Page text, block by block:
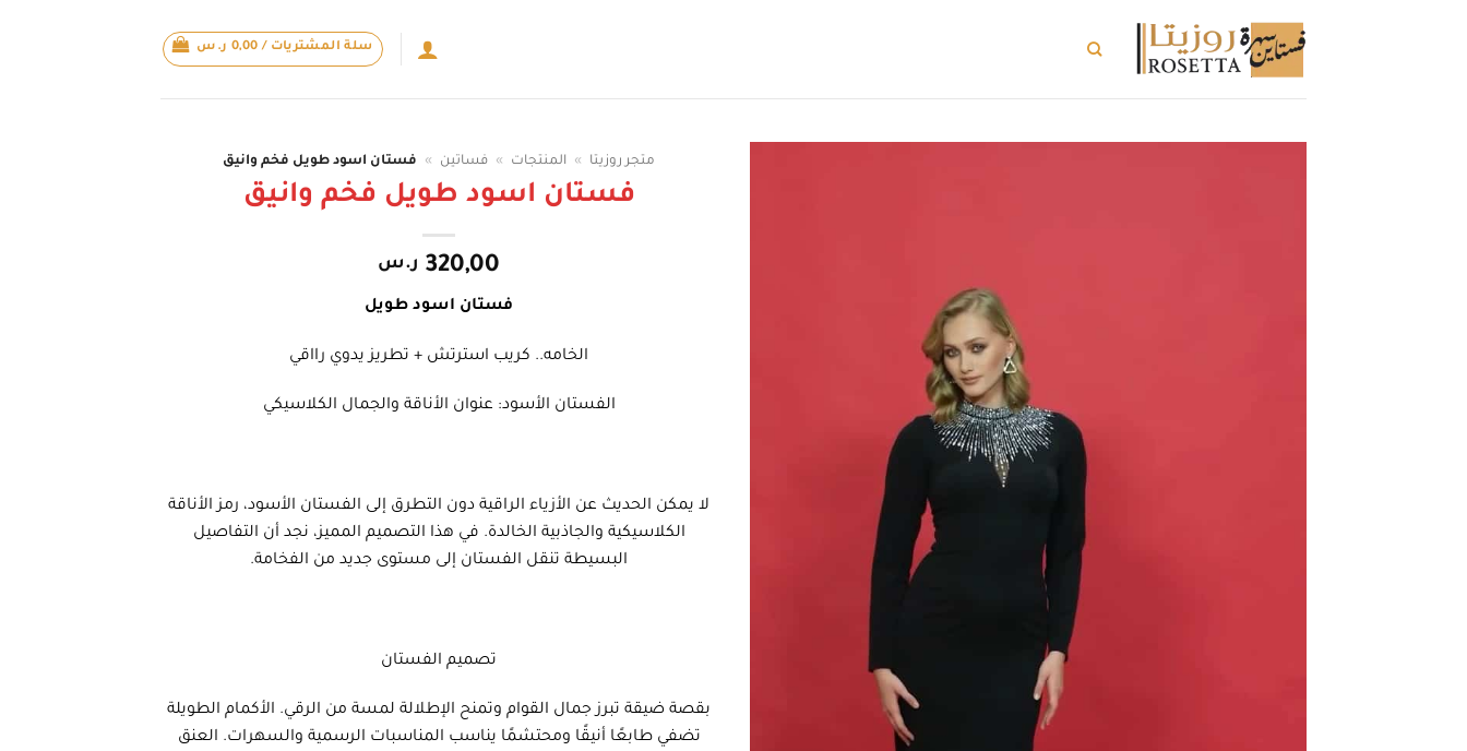
سلة المشتريات / 0,00 ر.س
متجر روزيتا » المنتجات » فساتين » فستان اسود طويل فخم وانيق
فستان اسود طويل فخم وانيق
320,00 ر.س
فستان اسود طويل
الخامه.. كريب استرتش + تطريز يدوي رااقي
الفستان الأسود: عنوان الأناقة والجمال الكلاسيكي
لا يمكن الحديث عن الأزياء الراقية دون التطرق إلى الفستان الأسود، رمز الأناقة
الكلاسيكية والجاذبية الخالدة. في هذا التصميم المميز، نجد أن التفاصيل
البسيطة تنقل الفستان إلى مستوى جديد من الفخامة.
تصميم الفستان
بقصة ضيقة تبرز جمال القوام وتمنح الإطلالة لمسة من الرقي. الأكمام الطويلة
تضفي طابعًا أنيقًا ومحتشمًا يناسب المناسبات الرسمية والسهرات. العنق